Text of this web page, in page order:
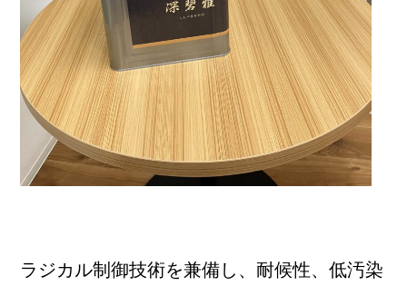
ラジカル制御技術を兼備し、耐候性、低汚染